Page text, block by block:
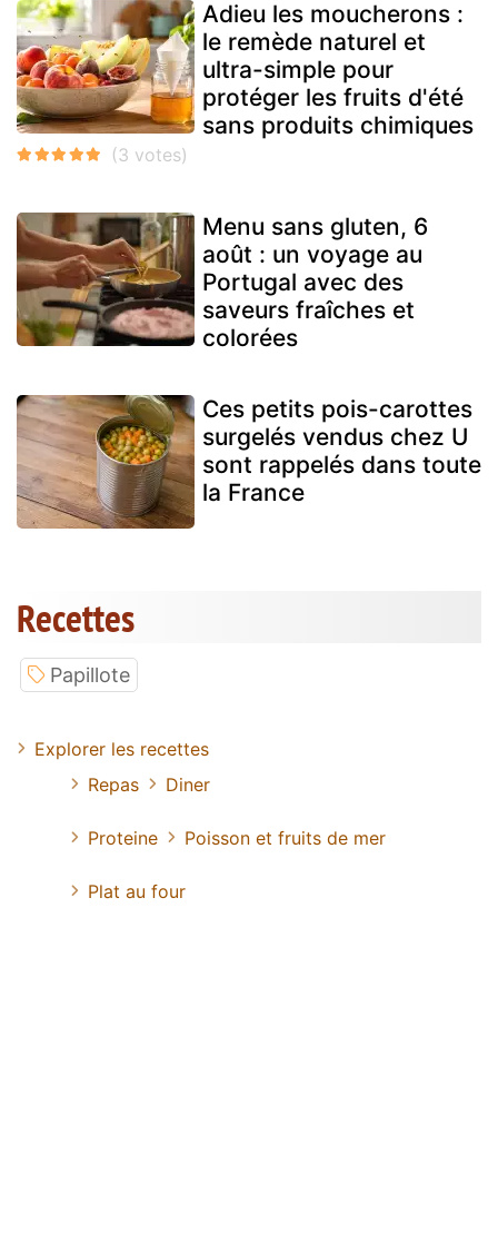
Adieu les moucherons :
le remède naturel et
ultra-simple pour
protéger les fruits d'été
sans produits chimiques
Menu sans gluten, 6
août : un voyage au
Portugal avec des
saveurs fraîches et
colorées
Ces petits pois-carottes
surgelés vendus chez U
sont rappelés dans toute
la France
Recettes
Papillote
Explorer les recettes
Repas
Diner
Proteine Poisson et fruits de mer
Plat au four